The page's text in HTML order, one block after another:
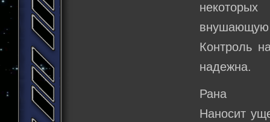
Контроль
надежна.
Рана
Наносит